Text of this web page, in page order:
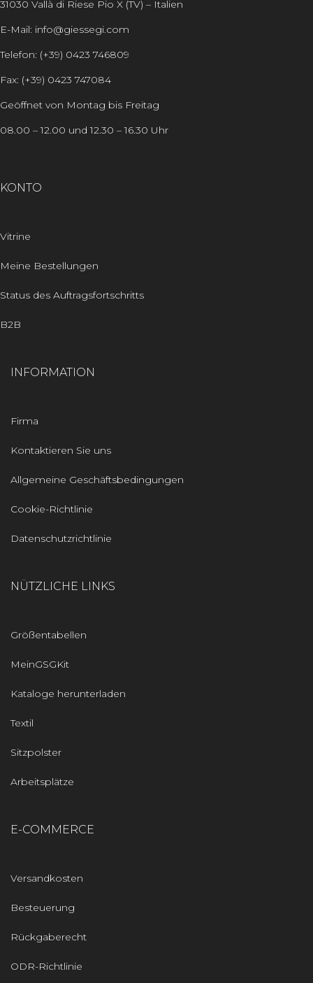
31030 Vallà di Riese Pio X (TV) – Italien
E-Mail: info@giessegi.com
Telefon: (+39) 0423 746809
Fax: (+39) 0423 747084
Geöffnet von Montag bis Freitag
08.00 – 12.00 und 12.30 – 16.30 Uhr
KONTO
Vitrine
Meine Bestellungen
Status des Auftragsfortschritts
B2B
INFORMATION
Firma
Kontaktieren Sie uns
Allgemeine Geschäftsbedingungen
Cookie-Richtlinie
Datenschutzrichtlinie
NÜTZLICHE LINKS
Größentabellen
MeinGSGKit
Kataloge herunterladen
Textil
Sitzpolster
Arbeitsplätze
E-COMMERCE
Versandkosten
Besteuerung
Rückgaberecht
ODR-Richtlinie